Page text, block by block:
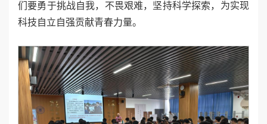
们要勇于挑战自我，不畏艰难，坚持科学探索，为实现
科技自立自强贡献青春力量。